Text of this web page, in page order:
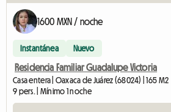
1600 MXN / noche
Instantánea Nuevo
Residencia Familiar Guadalupe Victoria
Casa entera | Oaxaca de Juárez (68024) | 165 M2
9 pers. | Mínimo 1 noche